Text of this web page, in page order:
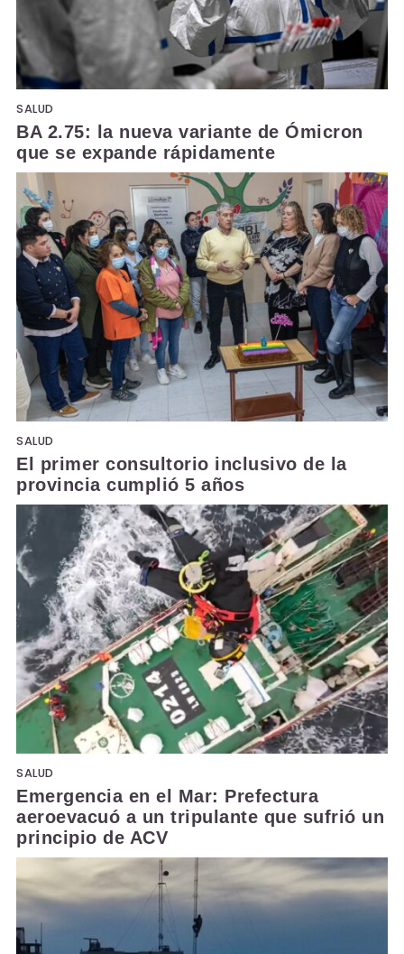
SALUD
BA 2.75: la nueva variante de Ómicron
que se expande rápidamente
SALUD
El primer consultorio inclusivo de la
provincia cumplió 5 años
SALUD
Emergencia en el Mar: Prefectura
aeroevacuó a un tripulante que sufrió un
principio de ACV